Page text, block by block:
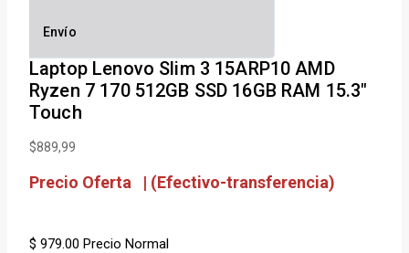
Envío
Laptop Lenovo Slim 3 15ARP10 AMD
Ryzen 7 170 512GB SSD 16GB RAM 15.3″
Touch
$889,99
Precio Oferta | (Efectivo-transferencia)
$ 979.00 Precio Normal